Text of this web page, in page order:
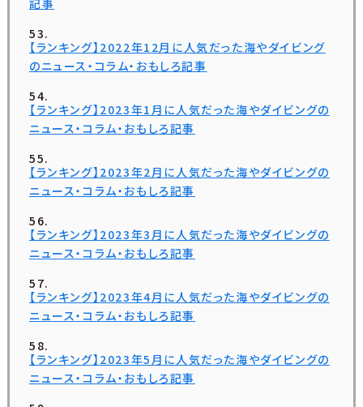
【ランキング】2022年12月に人気だった海やダイビング
のニュース・コラム・おもしろ記事
【ランキング】2023年1月に人気だった海やダイビングの
ニュース・コラム・おもしろ記事
【ランキング】2023年2月に人気だった海やダイビングの
ニュース・コラム・おもしろ記事
【ランキング】2023年3月に人気だった海やダイビングの
ニュース・コラム・おもしろ記事
【ランキング】2023年4月に人気だった海やダイビングの
ニュース・コラム・おもしろ記事
【ランキング】2023年5月に人気だった海やダイビングの
ニュース・コラム・おもしろ記事